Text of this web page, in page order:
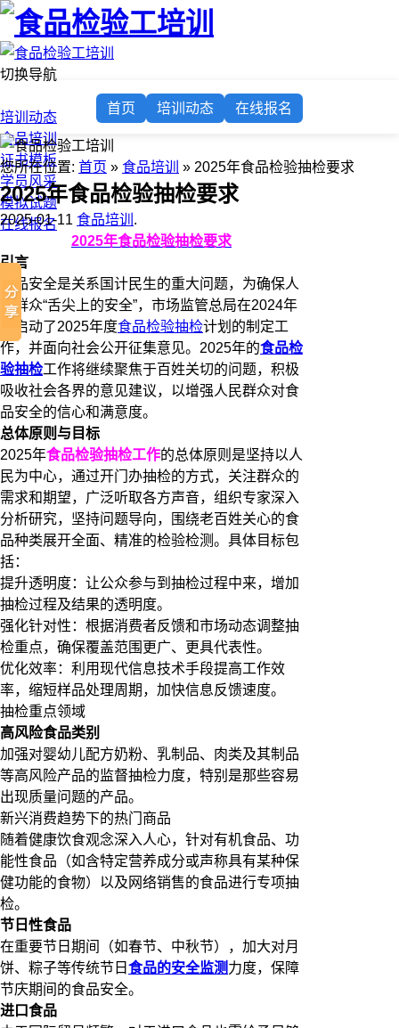
切换导航
培训动态
食品培训
证书模板
学员风采
模拟试题
在线报名
首页 培训动态 在线报名
您所在位置: 首页 » 食品培训 » 2025年食品检验抽检要求
2025年食品检验抽检要求
2025-01-11 食品培训 .
2025年食品检验抽检要求
引言
食品安全是关系国计民生的重大问题，为确保人
民群众“舌尖上的安全”，市场监管总局在2024年
底启动了2025年度食品检验抽检计划的制定工
作，并面向社会公开征集意见。2025年的食品检
验抽检工作将继续聚焦于百姓关切的问题，积极
吸收社会各界的意见建议，以增强人民群众对食
品安全的信心和满意度。
总体原则与目标
2025年食品检验抽检工作的总体原则是坚持以人
民为中心，通过开门办抽检的方式，关注群众的
需求和期望，广泛听取各方声音，组织专家深入
分析研究，坚持问题导向，围绕老百姓关心的食
品种类展开全面、精准的检验检测。具体目标包
括：
提升透明度：让公众参与到抽检过程中来，增加
抽检过程及结果的透明度。
强化针对性：根据消费者反馈和市场动态调整抽
检重点，确保覆盖范围更广、更具代表性。
优化效率：利用现代信息技术手段提高工作效
率，缩短样品处理周期，加快信息反馈速度。
抽检重点领域
高风险食品类别
加强对婴幼儿配方奶粉、乳制品、肉类及其制品
等高风险产品的监督抽检力度，特别是那些容易
出现质量问题的产品。
新兴消费趋势下的热门商品
随着健康饮食观念深入人心，针对有机食品、功
能性食品（如含特定营养成分或声称具有某种保
健功能的食物）以及网络销售的食品进行专项抽
检。
节日性食品
在重要节日期间（如春节、中秋节），加大对月
饼、粽子等传统节日 食品的安全监测力度，保障
节庆期间的食品安全。
进口食品